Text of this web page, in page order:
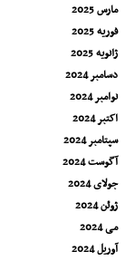
مارس 2025
فوریه 2025
ژانویه 2025
دسامبر 2024
نوامبر 2024
اکتبر 2024
سپتامبر 2024
آگوست 2024
جولای 2024
ژوئن 2024
می 2024
آوریل 2024